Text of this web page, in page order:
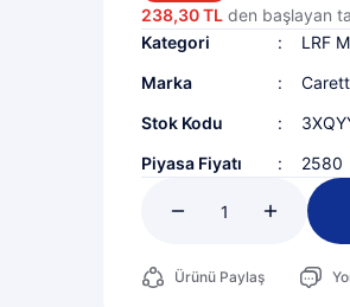
238,30 TL den başlayan
Kategori
LRF
Marka
Stok Kodu
Piyasa Fiyatı
2580
Ürünü Paylaş